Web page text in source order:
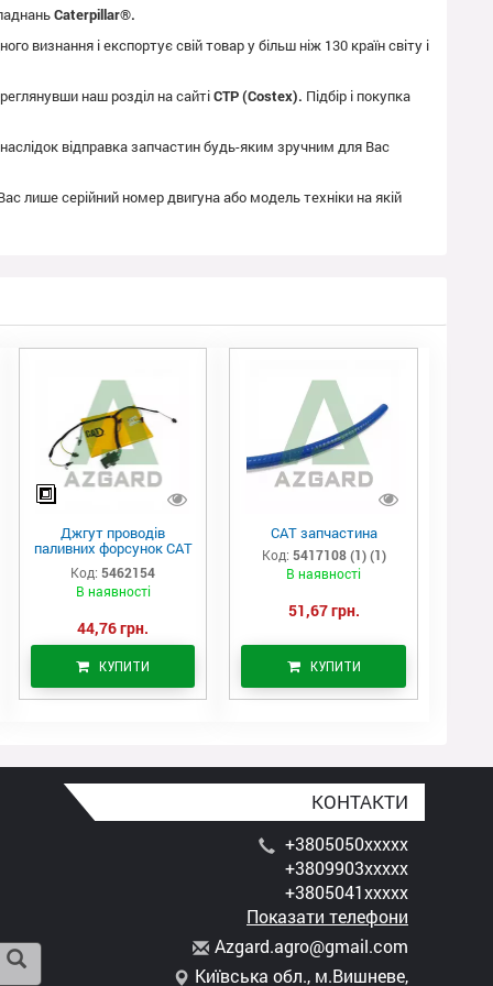
Caterpillar®.
визнання і експортує свій товар у більш ніж 130 країн світу і
наш розділ на сайтіCTP (Costex). Підбір і покупка
відправка запчастин будь-яким зручним для Вас
лише серійний номер двигуна або модель техніки на якій
Джгут проводів
паливних форсунок CAT
C7/C9 (546-2154)
Код: 5462154
В наявності
44,76 грн.
КУПИТИ
САТ запчастина
Код: 5417108 (1) (1)
В наявності
51,67 грн.
КУПИТИ
КОНТАКТИ
+3805050xxxxx
+3809903xxxxx
+3805041xxxxx
Показати телефони
Azgard.agro@gmail.com
Київська обл., м.Вишневе,